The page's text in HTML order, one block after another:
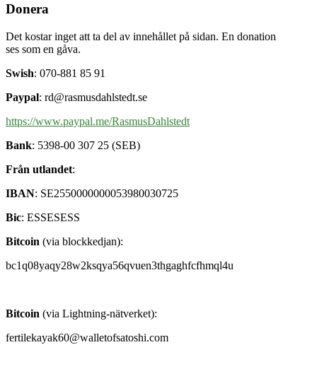
Donera
Det kostar inget att ta del av innehållet på sidan. En donation
ses som en gåva.
Swish: 070-881 85 91
Paypal: rd@rasmusdahlstedt.se
https://www.paypal.me/RasmusDahlstedt
Bank: 5398-00 307 25 (SEB)
Från utlandet:
IBAN: SE2550000000053980030725
Bic: ESSESESS
Bitcoin (via blockkedjan):
bc1q08yaqy28w2ksqya56qvuen3thgaghfcfhmql4u
Bitcoin (via Lightning-nätverket):
fertilekayak60@walletofsatoshi.com